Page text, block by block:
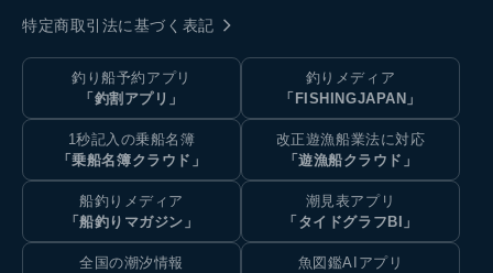
特定商取引法に基づく表記
釣り船予約アプリ
「釣割アプリ」
釣りメディア
「FISHINGJAPAN」
1秒記入の乗船名簿
「乗船名簿クラウド」
改正遊漁船業法に対応
「遊漁船クラウド」
船釣りメディア
「船釣りマガジン」
潮見表アプリ
「タイドグラフBI」
全国の潮汐情報
魚図鑑AIアプリ